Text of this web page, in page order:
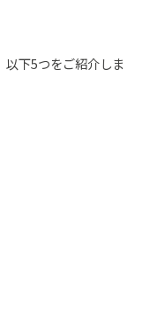
下5つをご紹介しま